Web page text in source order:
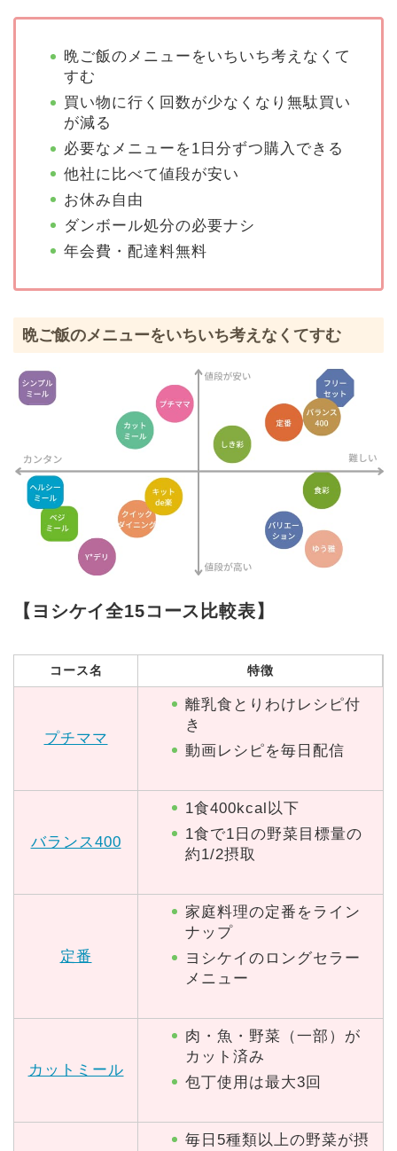
晩ご飯のメニューをいちいち考えなくて
すむ
買い物に行く回数が少なくなり無駄買い
が減る
必要なメニューを1日分ずつ購入できる
他社に比べて値段が安い
お休み自由
ダンボール処分の必要ナシ
年会費・配達料無料
晩ご飯のメニューをいちいち考えなくてすむ
【ヨシケイ全15コース比較表】
コース名 特徴
プチママ
離乳食とりわけレシピ付
き
動画レシピを毎日配信
バランス400
1食400kcal以下
1食で1日の野菜目標量の
約1/2摂取
定番
家庭料理の定番をライン
ナップ
ヨシケイのロングセラー
メニュー
カットミール
肉・魚・野菜（一部）が
カット済み
包丁使用は最大3回
毎日5種類以上の野菜が摂